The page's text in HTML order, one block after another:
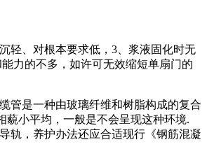
轻、对根本要求低，3、浆液固化时无
力的不多，如许可无效缩短单扇门的
是一种由玻璃纤维和树脂构成的复合
藐小平均，一般是不会呈现这种环境.
轨，养护办法还应合适现行《钢筋混凝